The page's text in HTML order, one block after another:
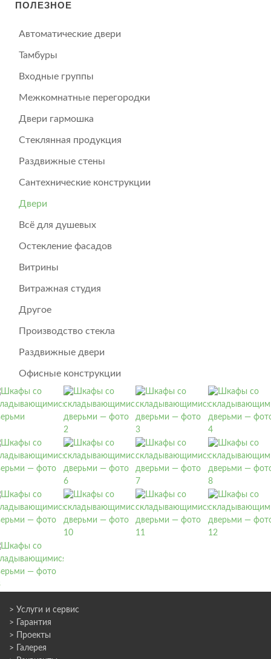
ПОЛЕЗНОЕ
Автоматические двери
Тамбуры
Входные группы
Межкомнатные перегородки
Двери гармошка
Стеклянная продукция
Раздвижные стены
Сантехнические конструкции
Двери
Всё для душевых
Остекление фасадов
Витрины
Витражная студия
Другое
Производство стекла
Раздвижные двери
Офисные конструкции
> Услуги и сервис
> Гарантия
> Проекты
> Галерея